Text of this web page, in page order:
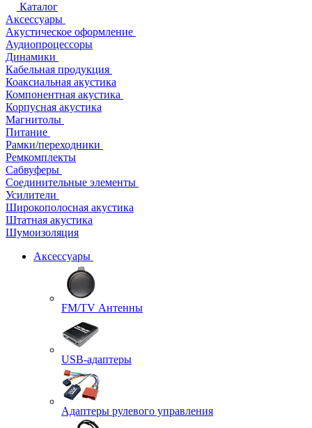
Каталог
Аксессуары
Акустическое оформление
Аудиопроцессоры
Динамики
Кабельная продукция
Коаксиальная акустика
Компонентная акустика
Корпусная акустика
Магнитолы
Питание
Рамки/переходники
Ремкомплекты
Сабвуферы
Соединительные элементы
Усилители
Широкополосная акустика
Штатная акустика
Шумоизоляция
Аксессуары
FM/TV Антенны
USB-адаптеры
Адаптеры рулевого управления